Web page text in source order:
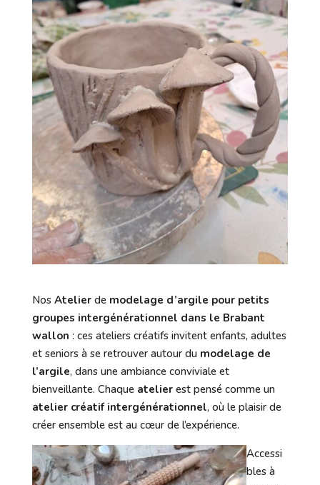
NosAtelier demodelage d’argile pour petits
groupes intergénérationnel dans le Brabant
wallon : ces ateliers créatifs invitent enfants, adultes
et seniors à se retrouver autour du modelage de
l’argile, dans une ambiance conviviale et
bienveillante. Chaque atelierest pensé comme un
atelier créatif intergénérationnel, où le plaisir de
créer ensemble est au cœur de l’expérience.
Accessi
bles à